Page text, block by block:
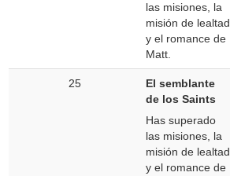
las misiones, la
misión de lealtad
y el romance de
Matt.
25
El semblante
de los Saints
Has superado
las misiones, la
misión de lealtad
y el romance de